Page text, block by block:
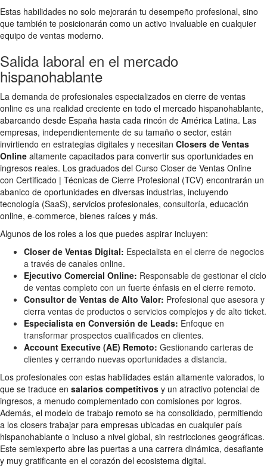
Estas habilidades no solo mejorarán tu desempeño profesional, sino
que también te posicionarán como un activo invaluable en cualquier
equipo de ventas moderno.
Salida laboral en el mercado
hispanohablante
La demanda de profesionales especializados en cierre de ventas
online es una realidad creciente en todo el mercado hispanohablante,
abarcando desde España hasta cada rincón de América Latina. Las
empresas, independientemente de su tamaño o sector, están
invirtiendo en estrategias digitales y necesitan Closers de Ventas
Online altamente capacitados para convertir sus oportunidades en
ingresos reales. Los graduados del Curso Closer de Ventas Online
con Certificado | Técnicas de Cierre Profesional (TCV) encontrarán un
abanico de oportunidades en diversas industrias, incluyendo
tecnología (SaaS), servicios profesionales, consultoría, educación
online, e-commerce, bienes raíces y más.
Algunos de los roles a los que puedes aspirar incluyen:
Closer de Ventas Digital: Especialista en el cierre de negocios
a través de canales online.
Ejecutivo Comercial Online: Responsable de gestionar el ciclo
de ventas completo con un fuerte énfasis en el cierre remoto.
Consultor de Ventas de Alto Valor: Profesional que asesora y
cierra ventas de productos o servicios complejos y de alto ticket.
Especialista en Conversión de Leads: Enfoque en
transformar prospectos cualificados en clientes.
Account Executive (AE) Remoto: Gestionando carteras de
clientes y cerrando nuevas oportunidades a distancia.
Los profesionales con estas habilidades están altamente valorados, lo
que se traduce en salarios competitivos y un atractivo potencial de
ingresos, a menudo complementado con comisiones por logros.
Además, el modelo de trabajo remoto se ha consolidado, permitiendo
a los closers trabajar para empresas ubicadas en cualquier país
hispanohablante o incluso a nivel global, sin restricciones geográficas.
Este semiexperto abre las puertas a una carrera dinámica, desafiante
y muy gratificante en el corazón del ecosistema digital.